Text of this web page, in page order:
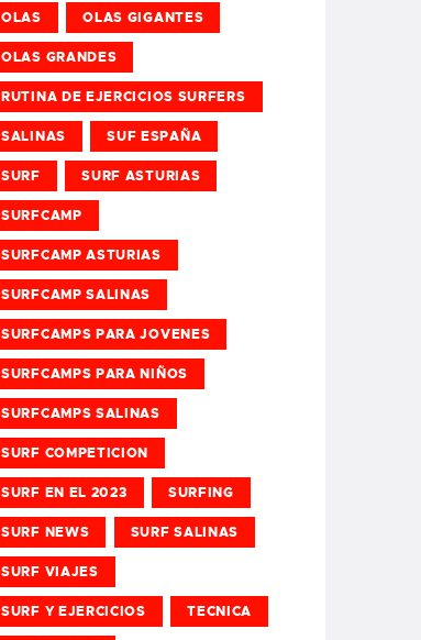
OLAS OLAS GIGANTES
OLAS GRANDES
RUTINA DE EJERCICIOS SURFERS
SALINAS SUF ESPAÑA
SURF SURF ASTURIAS
SURFCAMP
SURFCAMP ASTURIAS
SURFCAMP SALINAS
SURFCAMPS PARA JOVENES
SURFCAMPS PARA NIÑOS
SURFCAMPS SALINAS
SURF COMPETICION
SURF EN EL 2023 SURFING
SURF NEWS SURF SALINAS
SURF VIAJES
SURF Y EJERCICIOS TECNICA